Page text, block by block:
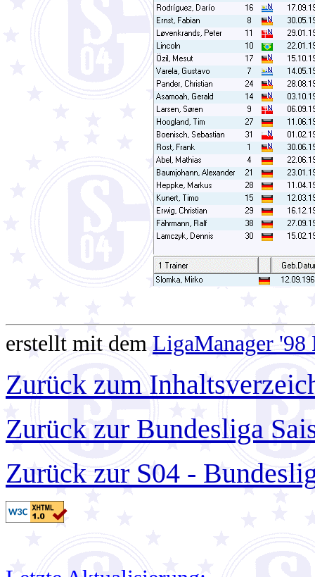
erstellt mit dem LigaManager '98
Zurück zum
Zurück zur Bundesliga
Zurück zur S04 -